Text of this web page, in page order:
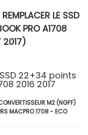
LE SSD
PRO A1708
2017)
22+34 points
2016 2017
M2 (NGFF)
MACPRO 1708 - ECO